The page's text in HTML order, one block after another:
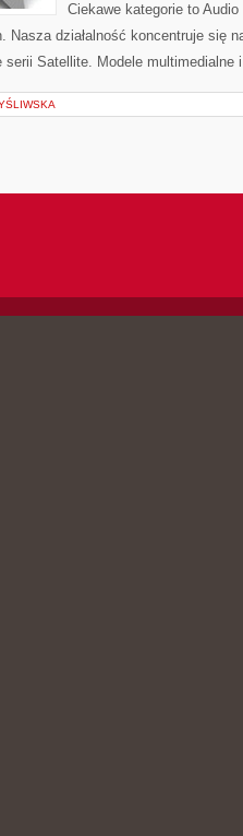
Ciekawe kategorie to
Nasza działalność koncentruje się
serii Satellite. Modele